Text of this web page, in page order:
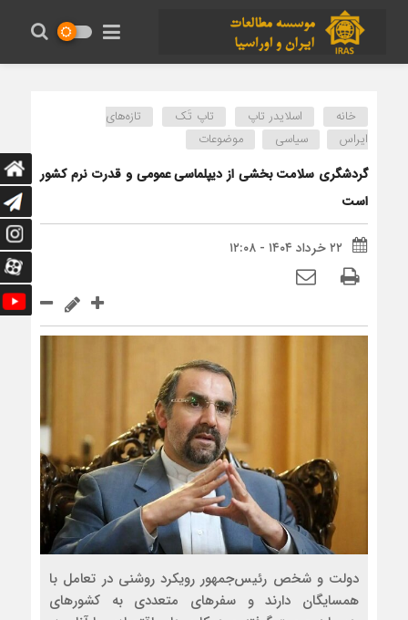
خانه اسلایدر تاپ تاپ تَک
تازه‌های
ایراس
سیاسی موضوعات
گردشگری سلامت بخشی از دیپلماسی عمومی و قدرت نرم کشور
است
۲۲ خرداد ۱۴۰۴ - ۱۲:۰۸
دولت و شخص رئیس‌جمهور رویکرد روشنی در تعامل با
همسایگان دارند و سفرهای متعددی به کشورهای